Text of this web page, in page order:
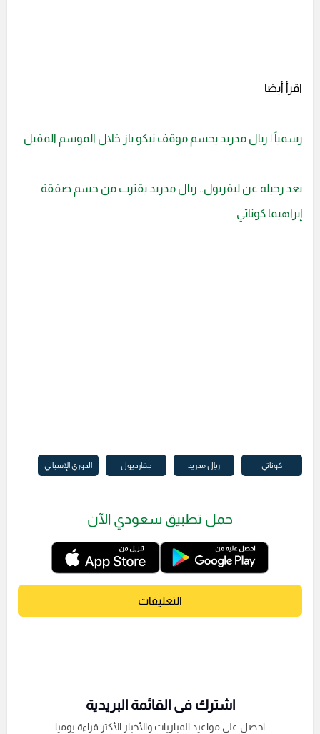
اقرأ أيضا
رسمياً | ريال مدريد يحسم موقف نيكو باز خلال الموسم المقبل
بعد رحيله عن ليفربول.. ريال مدريد يقترب من حسم صفقة
إبراهيما كوناتي
كوناتي ريال مدريد جفارديول الدوري الإسباني
حمل تطبيق سعودي الآن
التعليقات
اشترك فى القائمة البريدية
احصل على مواعيد المباريات والأخبار الأكثر قراءة يوميا